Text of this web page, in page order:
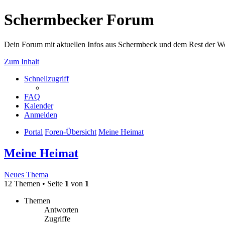
Schermbecker Forum
Dein Forum mit aktuellen Infos aus Schermbeck und dem Rest der
Zum Inhalt
Schnellzugriff
FAQ
Kalender
Anmelden
Portal Foren-Übersicht Meine Heimat
Meine Heimat
Neues Thema
12 Themen • Seite 1 von 1
Themen
Antworten
Zugriffe